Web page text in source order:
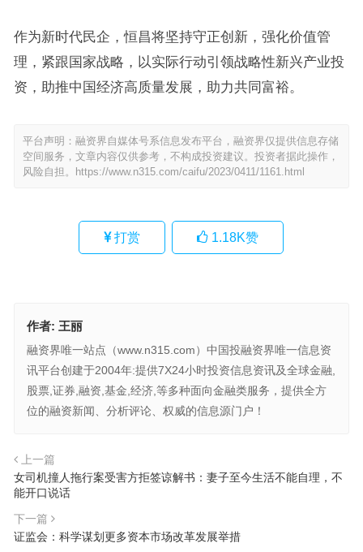
作为新时代民企，恒昌将坚持守正创新，强化价值管
理，紧跟国家战略，以实际行动引领战略性新兴产业投
资，助推中国经济高质量发展，助力共同富裕。
平台声明：融资界自媒体号系信息发布平台，融资界仅提供信息存储
空间服务，文章内容仅供参考，不构成投资建议。投资者据此操作，
风险自担。
https://www.n315.com/caifu/2023/0411/1161.html
打赏 1.18K赞
作者: 王丽
融资界唯一站点（www.n315.com）中国投融资界唯一信息资
讯平台创建于2004年:提供7X24小时投资信息资讯及全球金融,
股票,证券,融资,基金,经济,等多种面向金融类服务，提供全方
位的融资新闻、分析评论、权威的信息源门户！
上一篇
女司机撞人拖行案受害方拒签谅解书：妻子至今生活不能自理，不
能开口说话
下一篇
证监会：科学谋划更多资本市场改革发展举措